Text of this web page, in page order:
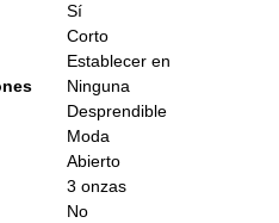
Sí
Corto
Establecer en
Ninguna
Desprendible
Moda
Abierto
3 onzas
No